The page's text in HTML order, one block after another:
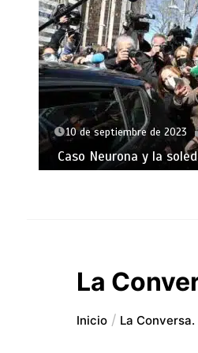
10 de septiembre de 2023
Caso Neurona y la
La
Inicio La Conversa.